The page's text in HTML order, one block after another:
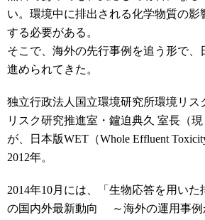
い。環境中に排出される化学物質の影
する必要がある。
そこで、海外の先行事例を追う形で、
進められてきた。
独立行政法人国立環境研究所環境リス
リスク研究推進室・鑪迫典久 室長（現
が、日本版WET（Whole Effluent
2012年。
2014年10月には、「生物応答を用い
の国内外最新動向 ～海外の運用事例